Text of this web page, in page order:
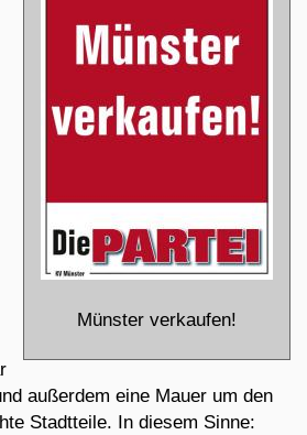
Münster verkaufen!
außerdem eine Mauer um den
Stadtteile. In diesem Sinne: